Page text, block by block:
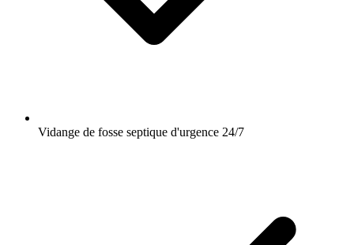
Vidange de fosse septique d'urgence 24/7